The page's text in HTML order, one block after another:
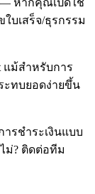
— หากคุณเปิดใช้
บเสร็จ/ธุรกรรม
ม้สำหรับการ
ะทบยอดง่ายขึ้น
รชำระเงินแบบ
ม่? ติดต่อทีม